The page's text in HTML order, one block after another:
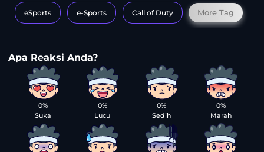
eSports e-Sports Call of Duty More Tag
0%
Suka
0%
Lucu
0%
Sedih
0%
Marah